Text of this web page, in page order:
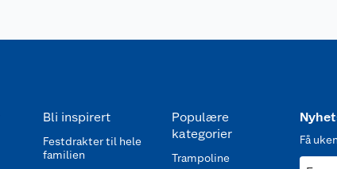
Bli inspirert
Festdrakter til hele
familien
Populære
kategorier
Trampoline
Få